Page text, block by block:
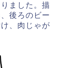
ました。描
後ろのビー
、肉じゃが